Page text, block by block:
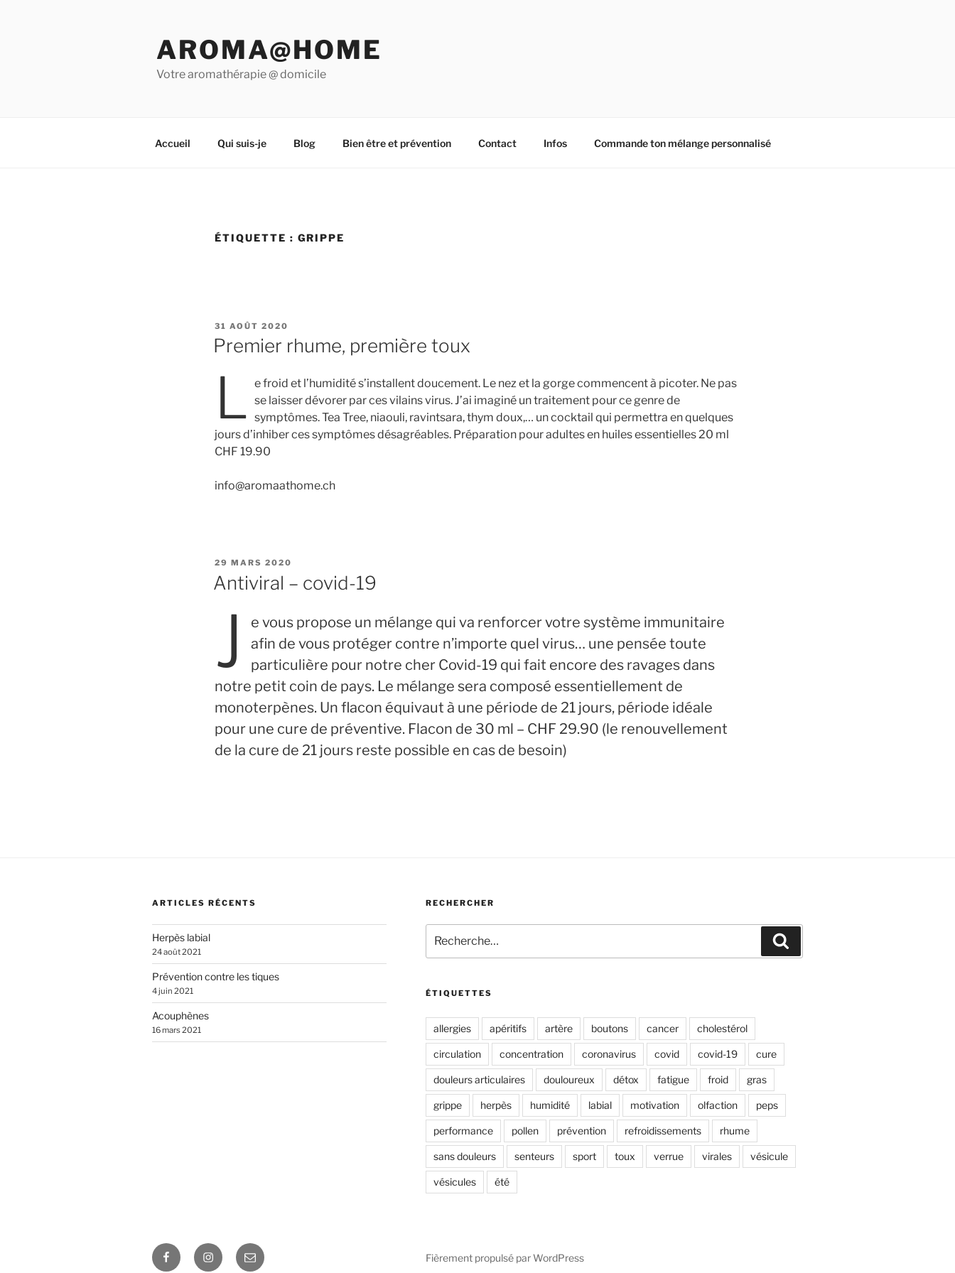
AROMA@HOME
Votre aromathérapie @ domicile
Accueil Qui suis-je Blog Bien être et prévention Contact Infos Commande ton mélange personnalisé
ÉTIQUETTE : GRIPPE
PUBLIÉ
LE
31 AOÛT 2020
Premier rhume, première toux
L e froid et l’humidité s’installent doucement. Le nez et la gorge commencent à picoter. Ne pas
se laisser dévorer par ces vilains virus. J’ai imaginé un traitement pour ce genre de
symptômes. Tea Tree, niaouli, ravintsara, thym doux,… un cocktail qui permettra en quelques
jours d’inhiber ces symptômes désagréables. Préparation pour adultes en huiles essentielles 20 ml
CHF 19.90
info@aromaathome.ch
PUBLIÉ
29 MARS 2020
Antiviral – covid-19
J
e vous propose un mélange qui va renforcer votre système immunitaire
afin de vous protéger contre n’importe quel virus… une pensée toute
particulière pour notre cher Covid-19 qui fait encore des ravages dans
notre petit coin de pays. Le mélange sera composé essentiellement de
monoterpènes. Un flacon équivaut à une période de 21 jours, période idéale
pour une cure de préventive. Flacon de 30 ml – CHF 29.90 (le renouvellement
de la cure de 21 jours reste possible en cas de besoin)
ARTICLES RÉCENTS
Herpès labial
24 août 2021
Prévention contre les tiques
4 juin 2021
Acouphènes
16 mars 2021
RECHERCHER
pour
:
ÉTIQUETTES
allergies apéritifs artère boutons cancer cholestérol
circulation concentration coronavirus covid covid-19 cure
douleurs articulaires douloureux détox fatigue froid gras
grippe herpès humidité labial motivation olfaction peps
performance pollen prévention refroidissements rhume
sans douleurs senteurs sport toux verrue virales vésicule
vésicules été
FacebookInstagram
E-
mail
Fièrement propulsé par WordPress